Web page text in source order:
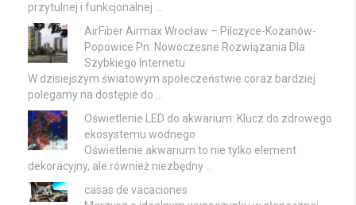
przytulnej i funkcjonalnej …
AirFiber Airmax Wrocław – Pilczyce-Kozanów-
Popowice Pn: Nowoczesne Rozwiązania Dla
Szybkiego Internetu
W dzisiejszym światowym społeczeństwie coraz bardziej
polegamy na dostępie do …
Oświetlenie LED do akwarium: Klucz do zdrowego
ekosystemu wodnego
Oświetlenie akwarium to nie tylko element
dekoracyjny, ale również niezbędny …
casas de vacaciones